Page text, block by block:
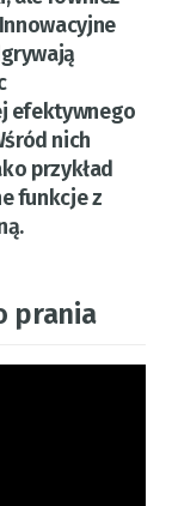
efektywnego
nich
przykład
funkcje z
prania